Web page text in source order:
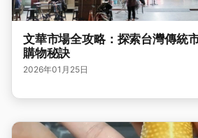
文華市場全攻略：探索台灣傳統
購物秘訣
2026年01月25日